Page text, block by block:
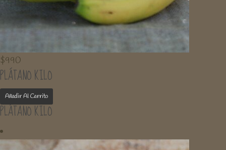
$990
PLÁTANO KILO
Añadir Al Carrito
PLÁTANO KILO